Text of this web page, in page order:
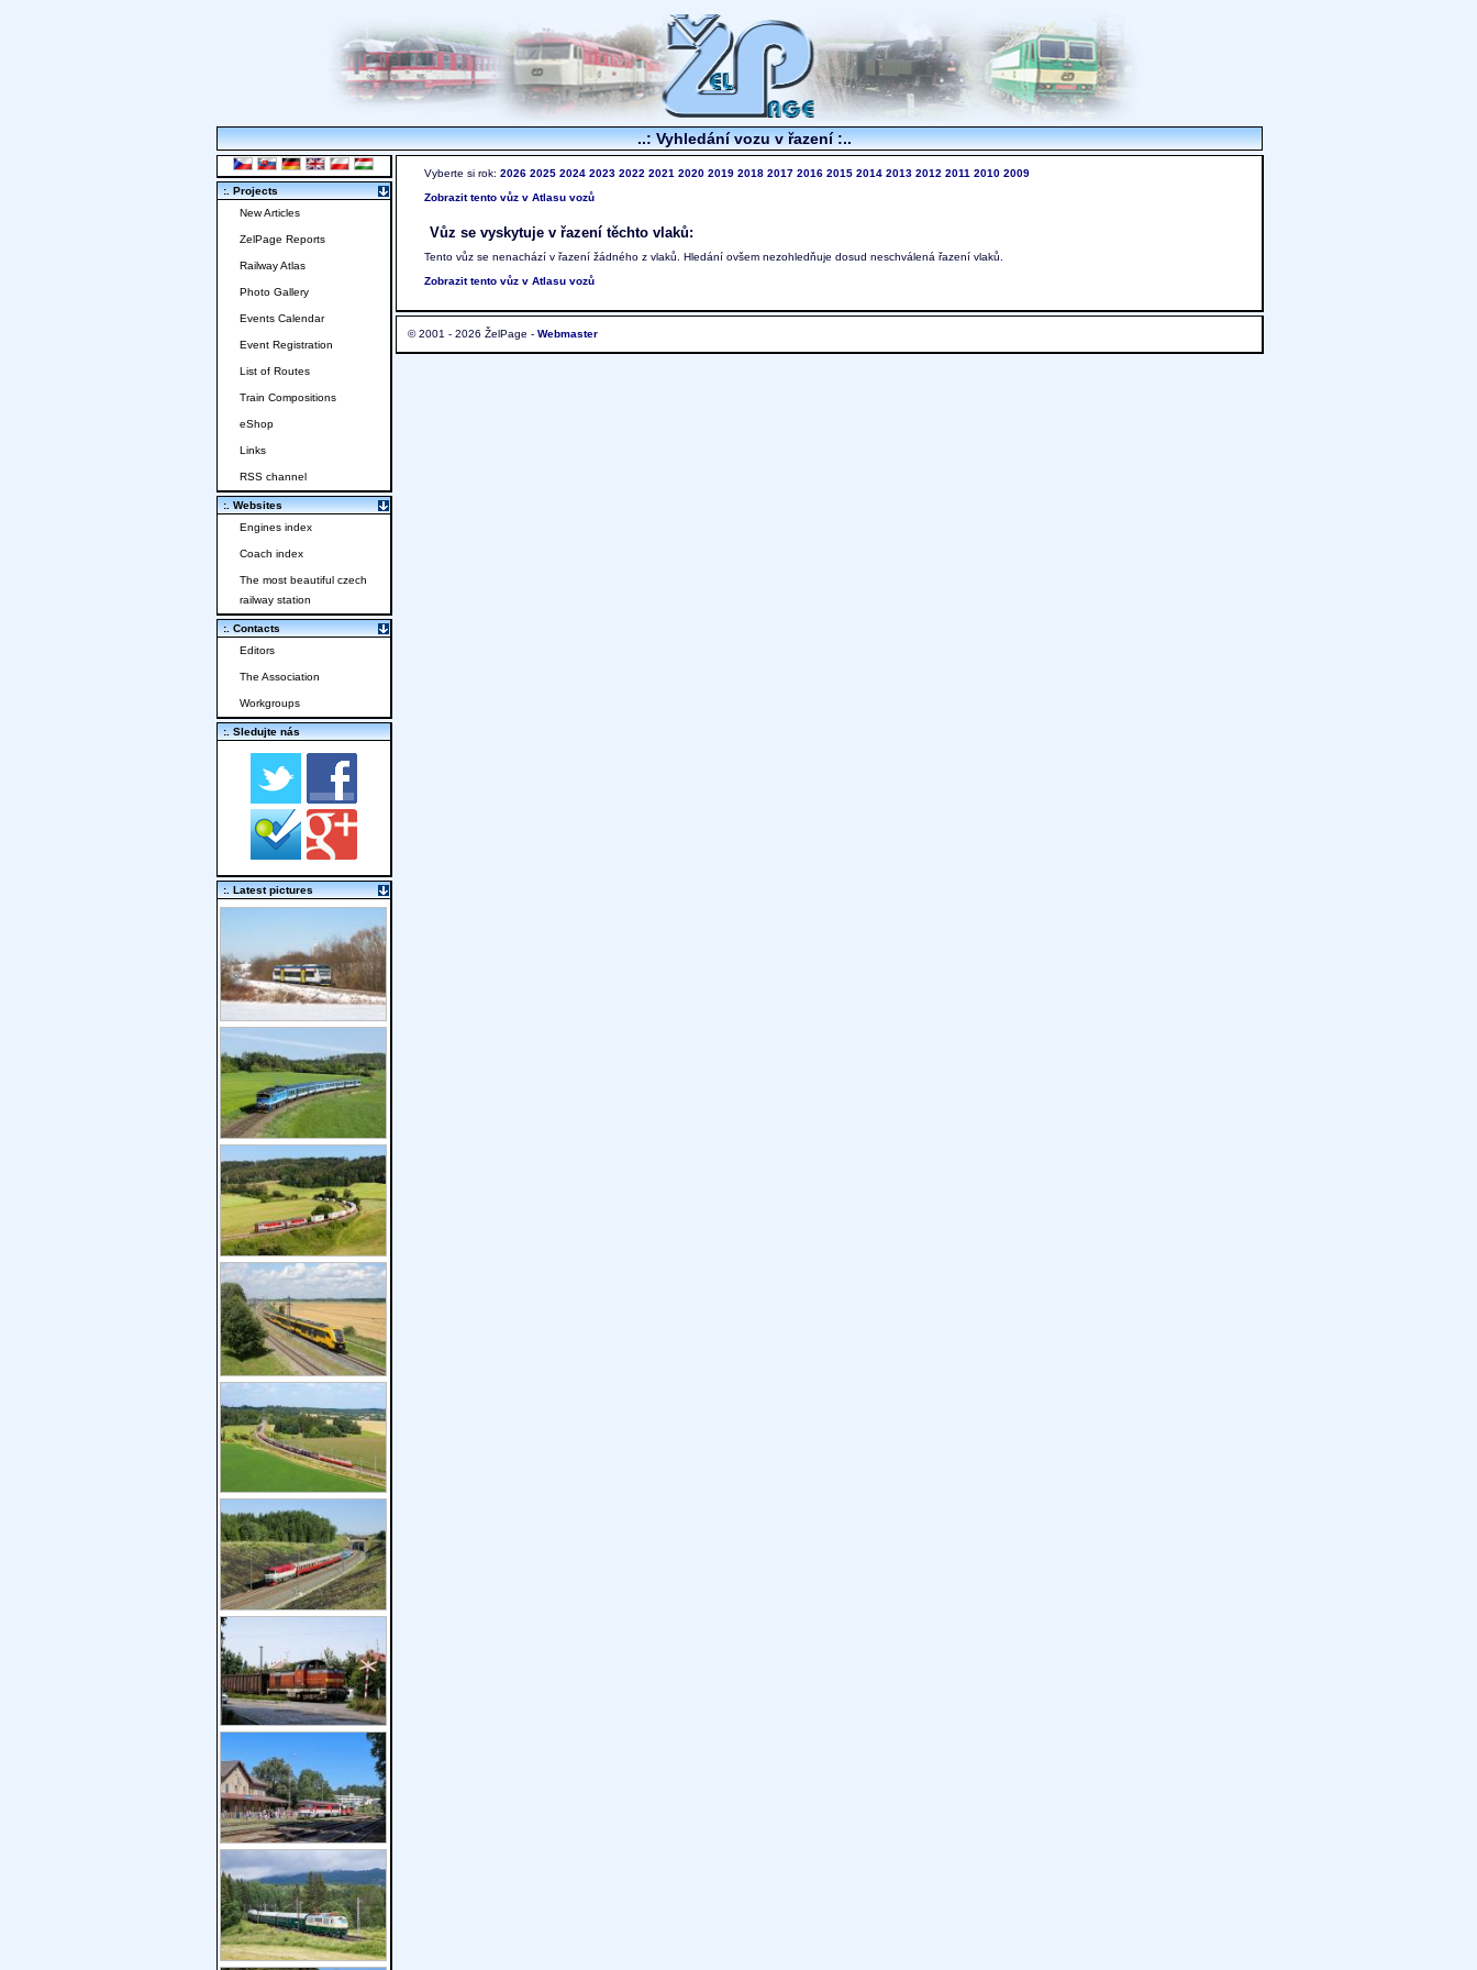
..: Vyhledání vozu v řazení :..
Vyberte si rok: 2026 2025 2024 2023 2022 2021 2020 2019 2018 2017 2016 2015 2014 2013 2012 2011 2010 2009
Zobrazit tento vůz v Atlasu vozů
Vůz se vyskytuje v řazení těchto vlaků:
Tento vůz se nenachází v řazení žádného z vlaků. Hledání ovšem nezohledňuje dosud neschválená řazení vlaků.
Zobrazit tento vůz v Atlasu vozů
© 2001 - 2026 ŽelPage - Webmaster
:. Projects
New Articles
ZelPage Reports
Railway Atlas
Photo Gallery
Events Calendar
Event Registration
List of Routes
Train Compositions
eShop
Links
RSS channel
:. Websites
Engines index
Coach index
The most beautiful czech
railway station
:. Contacts
Editors
The Association
Workgroups
:. Sledujte nás
:. Latest pictures